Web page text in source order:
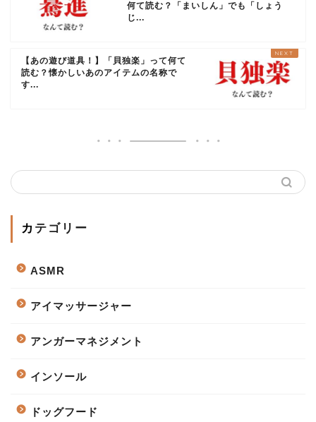
何て読む？「まいしん」でも「しょう
じ...
【あの遊び道具！】「貝独楽」って何て
読む？懐かしいあのアイテムの名称で
す...
カテゴリー
ASMR
アイマッサージャー
アンガーマネジメント
インソール
ドッグフード